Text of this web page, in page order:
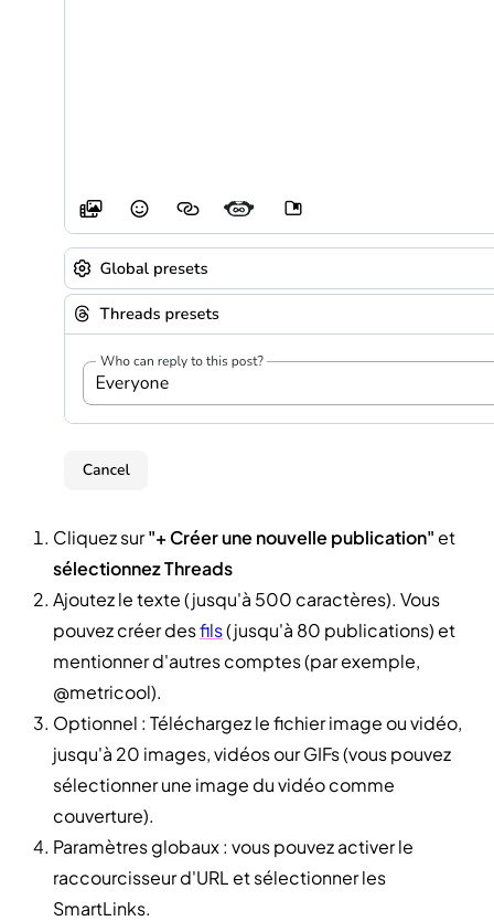
Cliquez sur"+ Créer une nouvelle publication"et
sélectionnez Threads
Ajoutez le texte (jusqu'à 500 caractères). Vous
pouvez créer desfils(jusqu'à 80 publications) et
mentionner d'autres comptes (par exemple,
@metricool).
Optionnel : Téléchargez le fichier image ou vidéo,
jusqu'à 20 images, vidéos our GIFs (vous pouvez
sélectionner une image du vidéo comme
couverture).
Paramètres globaux : vous pouvez activer le
raccourcisseur d'URL et sélectionner les
SmartLinks.